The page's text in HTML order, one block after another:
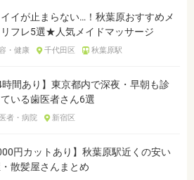
イが止まらない…！秋葉原おすすめメ
フレ5選★人気メイドマッサージ
・健康 千代田区 秋葉原駅
時間あり】東京都内で深夜・早朝も診
いる歯医者さん6選
者・病院 新宿区
円カットあり】秋葉原駅近くの安い
散髪屋さんまとめ